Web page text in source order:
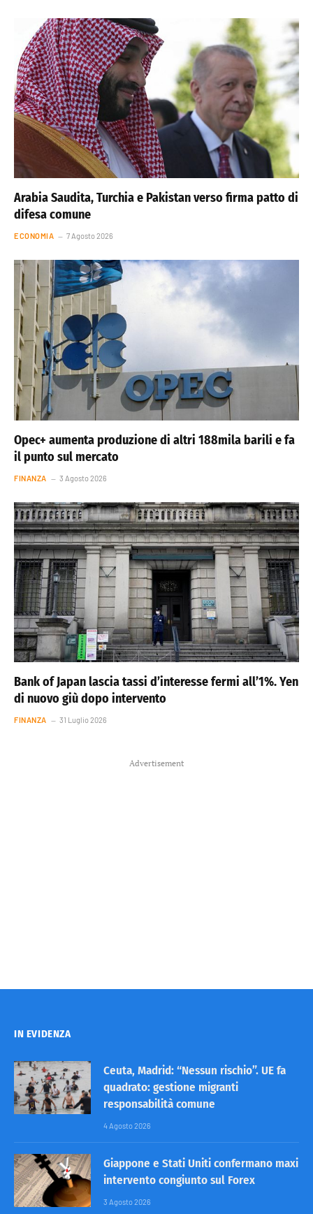
Arabia Saudita, Turchia e Pakistan verso firma patto di
difesa comune
ECONOMIA 7 Agosto 2026
Opec+ aumenta produzione di altri 188mila barili e fa
il punto sul mercato
FINANZA 3 Agosto 2026
Bank of Japan lascia tassi d’interesse fermi all’1%. Yen
di nuovo giù dopo intervento
FINANZA 31 Luglio 2026
Advertisement
IN EVIDENZA
Ceuta, Madrid: “Nessun rischio”. UE fa
quadrato: gestione migranti
responsabilità comune
4 Agosto 2026
Giappone e Stati Uniti confermano maxi
intervento congiunto sul Forex
3 Agosto 2026